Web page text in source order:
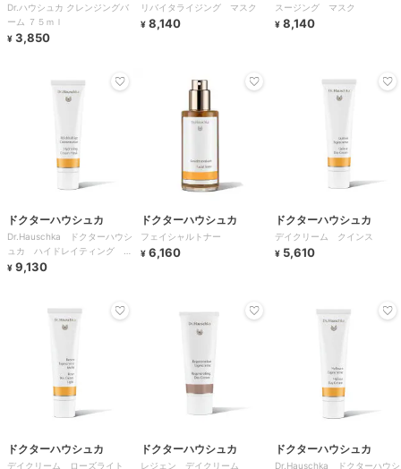
Dr.ハウシュカ クレンジングバ
ーム ７５ｍｌ
¥ 3,850
リバイタライジング マスク
¥ 8,140
スージング マスク
¥ 8,140
ドクターハウシュカ
Dr.Hauschka ドクターハウシ
ュカ ハイドレイティング マ
スクＮ
¥ 9,130
ドクターハウシュカ
フェイシャルトナー
¥ 6,160
ドクターハウシュカ
デイクリーム クインス
¥ 5,610
ドクターハウシュカ
デイクリーム ローズライト
ドクターハウシュカ
レジェン デイクリーム
ドクターハウシュカ
Dr.Hauschka ドクターハウシ